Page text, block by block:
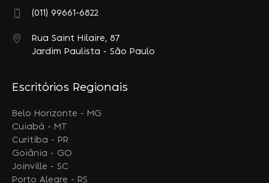
(011) 99661-6822
Rua Saint Hilaire, 87
Jardim Paulista - São Paulo
Escritórios Regionais
Belo Horizonte - MG
Cuiabá - MT
Curitiba - PR
Goiânia - GO
Joinville - SC
Porto Alegre - RS